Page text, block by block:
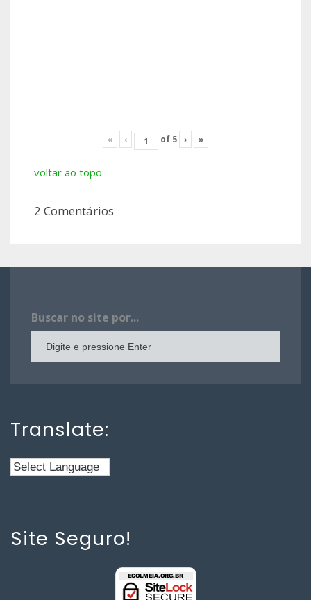
« ‹ of 5 › »
voltar ao topo
2 Comentários
Buscar no site por...
Translate:
Site Seguro!